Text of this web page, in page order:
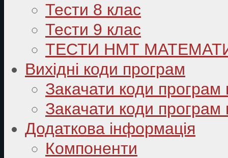
Тести 8 клас
Тести 9 клас
ТЕСТИ НМТ
Вихідні коди програм
Закачати коди програм
Закачати коди програм
Додаткова інформація
Компоненти